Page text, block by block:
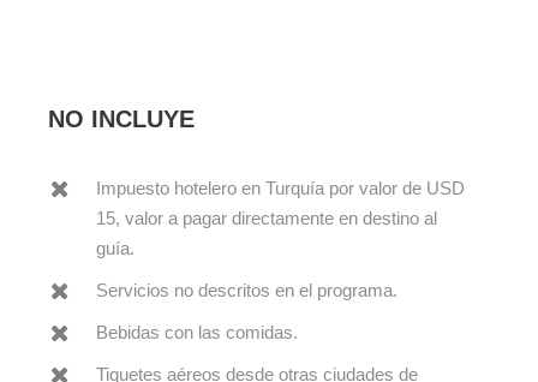
NO INCLUYE
Impuesto hotelero en Turquía por valor de USD
15, valor a pagar directamente en destino al
guía.
Servicios no descritos en el programa.
Bebidas con las comidas.
Tiquetes aéreos desde otras ciudades de